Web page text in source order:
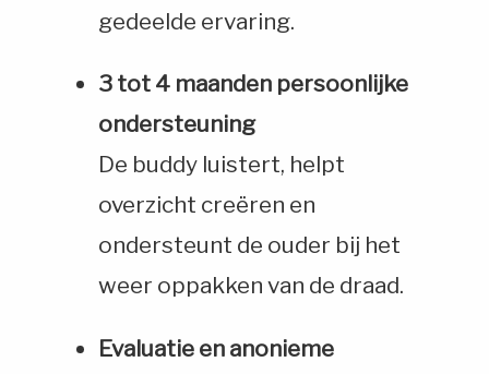
gedeelde ervaring.
3 tot 4 maanden persoonlijke
ondersteuning
De buddy luistert, helpt
overzicht creëren en
ondersteunt de ouder bij het
weer oppakken van de draad.
Evaluatie en anonieme